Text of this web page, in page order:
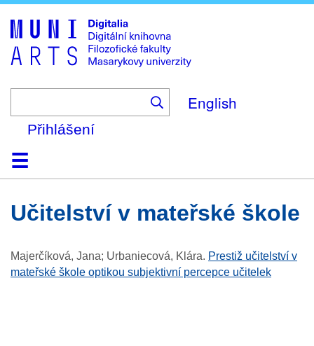
to
main
content
English
Přihlášení
DomůKolekce
Prohlížení
Vyhledávání
O platformě
Nápověda
KontaktDigitalia
učitelství v mateřské škole
Majerčíková, Jana; Urbaniecová, Klára. Prestiž učitelství v
mateřské škole optikou subjektivní percepce učitelek